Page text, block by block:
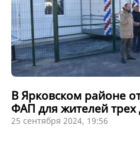
В Ярковском районе
ФАП для жителей трех
25 сентября 2024, 19:56